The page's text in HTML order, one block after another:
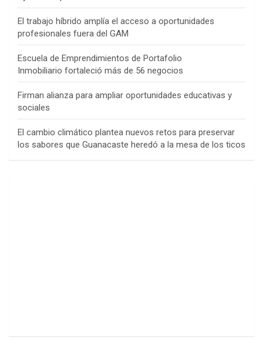
El trabajo híbrido amplía el acceso a oportunidades
profesionales fuera del GAM
Escuela de Emprendimientos de Portafolio
Inmobiliario fortaleció más de 56 negocios
Firman alianza para ampliar oportunidades educativas y
sociales
El cambio climático plantea nuevos retos para preservar
los sabores que Guanacaste heredó a la mesa de los ticos